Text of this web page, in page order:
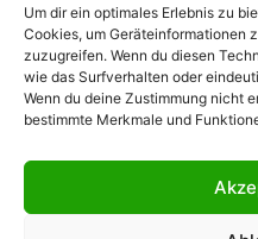
Um dir ein optimales Erlebnis zu
Cookies, um Geräteinformationen
zuzugreifen. Wenn du diesen
wie das Surfverhalten oder
Wenn du deine Zustimmung nicht
bestimmte Merkmale und